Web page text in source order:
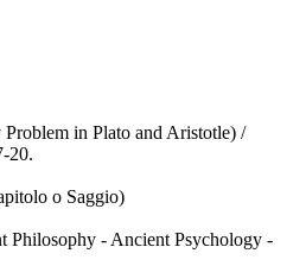
in Plato and Aristotle) /
20.
o Saggio)
Philosophy - Ancient Psychology -